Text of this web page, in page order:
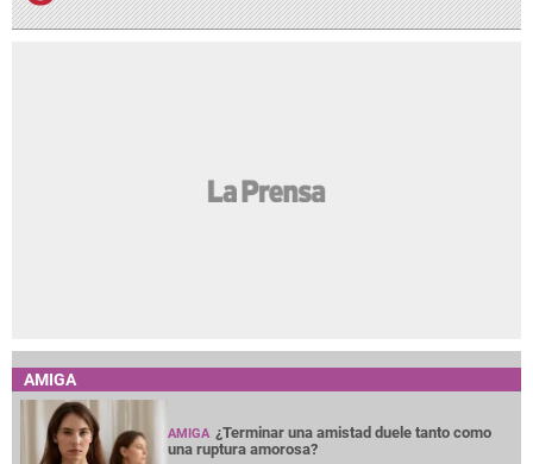
AMIGA
AMIGA ¿Terminar una amistad duele tanto como
una ruptura amorosa?